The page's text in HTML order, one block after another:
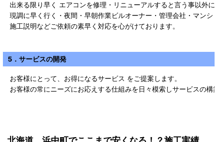
出来る限り早く エアコンを修理・リニューアルすると言う事以外に
現調に早く行く・夜間・早朝作業ビルオーナー・管理会社・マンシ
施工説明などご依頼の素早く対応を心がけております。
5．サービスの開発
お客様にとって、お得になるサービス をご提案します。
お客様の常にニーズにお応えする仕組みを日々模索しサービスの構